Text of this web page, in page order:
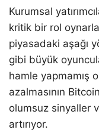
Kurumsal
kritik bir rol
piyasadaki aşağı
gibi büyük
hamle yapmamış
azalmasının
olumsuz sinyaller
artırıyor.